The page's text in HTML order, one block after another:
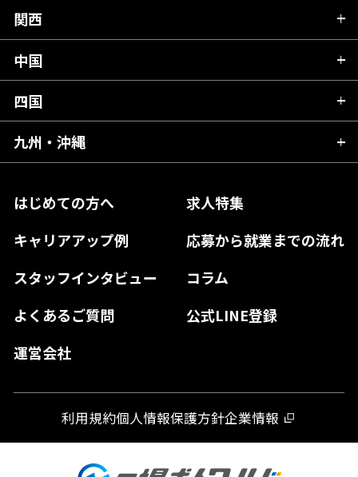
はじめての方へ
求人特集
キャリアアップ例
応募から就業までの流れ
スタッフインタビュー
コラム
よくあるご質問
公式LINE登録
運営会社
岩手県
宮城県
福島県
群馬県
千葉県
東京都
神奈川県
富山県
石川県
山梨県
長野県
岐阜県
静岡県
愛知県
関西
滋賀県
京都府
大阪府
奈良県
和歌山県
中国
広島県
岡山県
島根県
山口県
四国
愛媛県
高知県
徳島県
九州・沖縄
熊本県
宮崎県
利用規約個人情報保護方針企業情報